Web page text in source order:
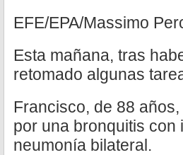
EFE/EPA/Massimo
Esta mañana, tras
retomado algunas
Francisco, de 88
por una bronquitis con
neumonía bilateral.